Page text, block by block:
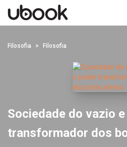
Filosofia Filosofia
Sociedade do vazio
transformador dos